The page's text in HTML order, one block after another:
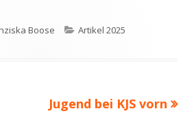
Boose Kategorien
Artikel 2025
Nächster
Jugend bei KJS vorn